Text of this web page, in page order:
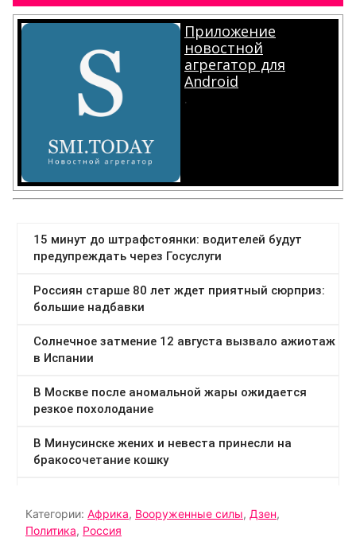
Приложение
новостной
агрегатор для
Android
.
Категории: Африка, Вооруженные силы, Дзен,
Политика, Россия